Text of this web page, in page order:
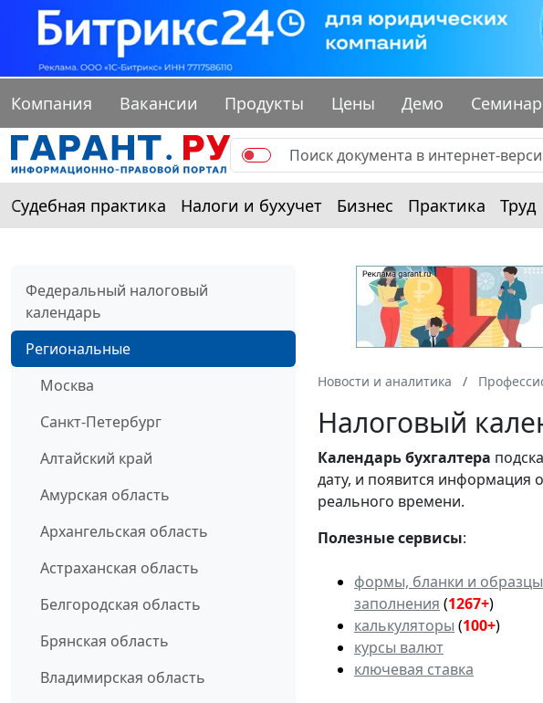
Компания Вакансии Продукты Цены Демо
Судебная практика Налоги и бухучет Бизнес Практика Труд
Федеральный налоговый
календарь
Региональные
Москва
Санкт-Петербург
Алтайский край
Амурская область
Архангельская область
Астраханская область
Белгородская область
Брянская область
Владимирская область
Новости и аналитика
Налоговый
Календарьбухгалтера
дату, и появится информация
реального времени.
Полезные сервисы:
формы, бланки и образцы
заполнения (1267+)
калькуляторы (100+)
курсы валют
ключевая ставка